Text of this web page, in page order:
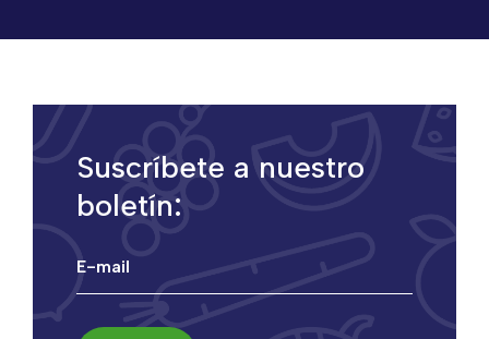
Suscríbete a nuestro
boletín: